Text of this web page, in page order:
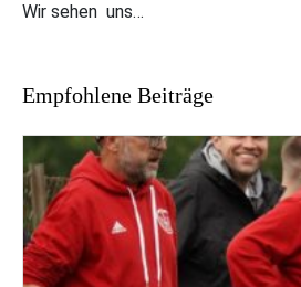
Wir sehen uns…
Empfohlene Beiträge